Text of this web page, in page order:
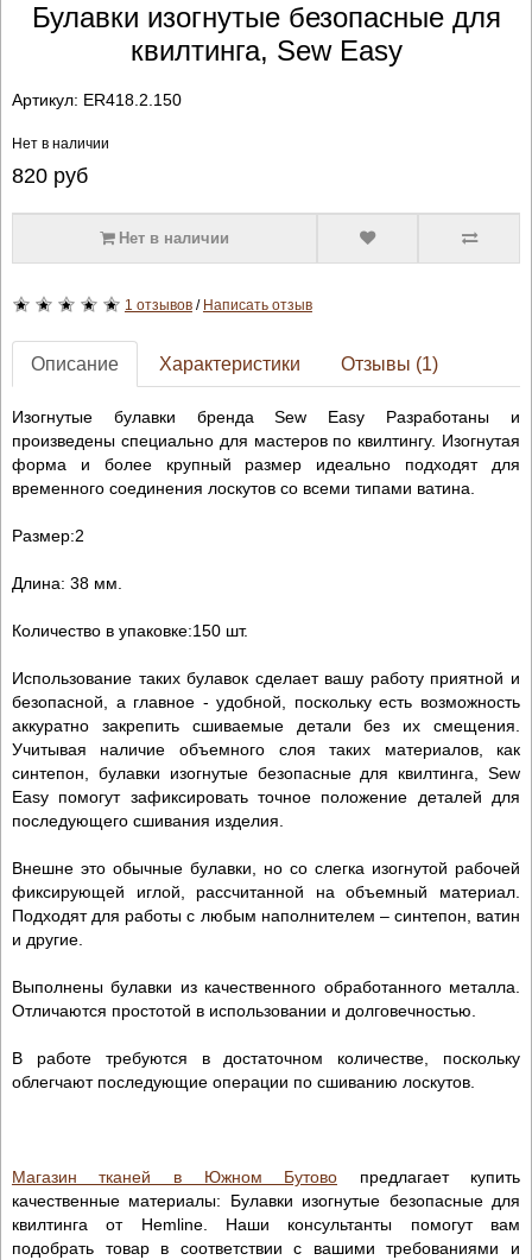
Булавки изогнутые безопасные для
квилтинга, Sew Easy
Артикул: ER418.2.150
Нет в наличии
820руб
Нет в наличии
1 отзывов/ Написать отзыв
Описание Характеристики Отзывы (1)
Изогнутые булавки бренда Sew Easy Разработаны и
произведены специально для мастеров по квилтингу. Изогнутая
форма и более крупный размер идеально подходят для
временного соединения лоскутов со всеми типами ватина.
Размер:2
Длина: 38 мм.
Количество в упаковке:150 шт.
Использование таких булавок сделает вашу работу приятной и
безопасной, а главное - удобной, поскольку есть возможность
аккуратно закрепить сшиваемые детали без их смещения.
Учитывая наличие объемного слоя таких материалов, как
синтепон, булавки изогнутые безопасные для квилтинга, Sew
Easy помогут зафиксировать точное положение деталей для
последующего сшивания изделия.
Внешне это обычные булавки, но со слегка изогнутой рабочей
фиксирующей иглой, рассчитанной на объемный материал.
Подходят для работы с любым наполнителем – синтепон, ватин
и другие.
Выполнены булавки из качественного обработанного металла.
Отличаются простотой в использовании и долговечностью.
В работе требуются в достаточном количестве, поскольку
облегчают последующие операции по сшиванию лоскутов.
Магазин тканей в Южном Бутово предлагает купить
качественные материалы: Булавки изогнутые безопасные для
квилтинга от Hemline. Наши консультанты помогут вам
подобрать товар в соответствии с вашими требованиями и